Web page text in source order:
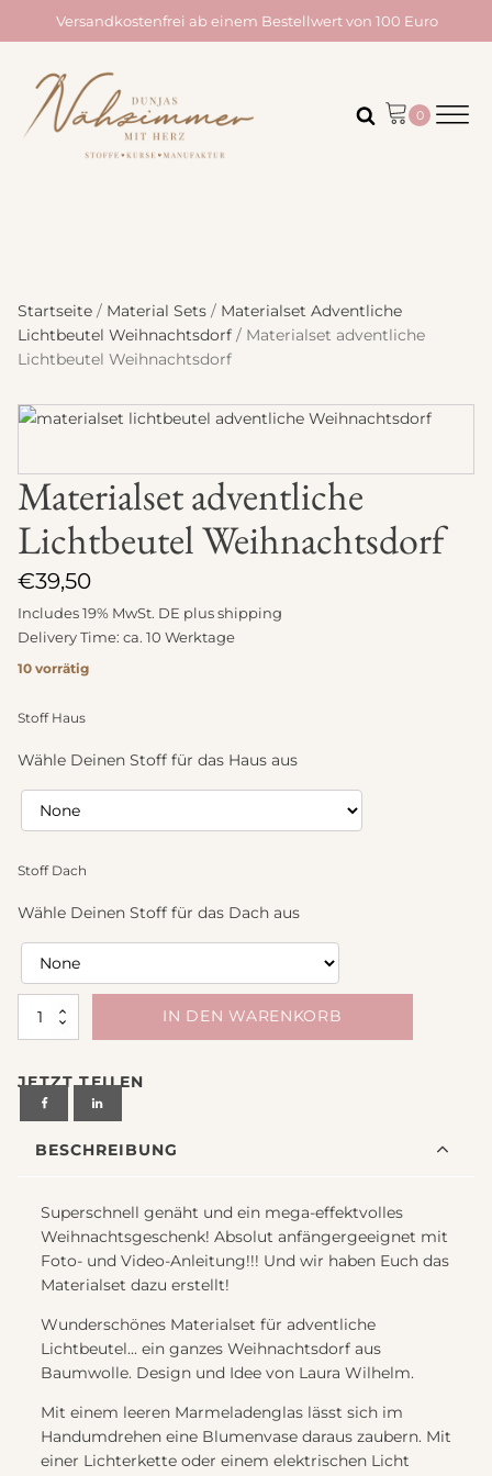
Versandkostenfrei ab einem Bestellwert von 100 Euro
Startseite / Material Sets / Materialset Adventliche
Lichtbeutel Weihnachtsdorf / Materialset adventliche
Lichtbeutel Weihnachtsdorf
Materialset adventliche
Lichtbeutel Weihnachtsdorf
€39,50
Includes 19% MwSt. DE plusshipping
Delivery Time: ca. 10 Werktage
10 vorrätig
Stoff Haus
Wähle Deinen Stoff für das Haus aus
Stoff Dach
Wähle Deinen Stoff für das Dach aus
Materialset
adventliche
Weihnachtsdorf
Menge
IN DEN WARENKORB
JETZT TEILEN
BESCHREIBUNG
Superschnell genäht und ein mega-effektvolles
Weihnachtsgeschenk! Absolut anfängergeeignet mit
Foto- und Video-Anleitung!!! Und wir haben Euch das
Materialset dazu erstellt!
Wunderschönes Materialset für adventliche
Lichtbeutel... ein ganzes Weihnachtsdorf aus
Baumwolle. Design und Idee von Laura Wilhelm.
Mit einem leeren Marmeladenglas lässt sich im
Handumdrehen eine Blumenvase daraus zaubern. Mit
einer Lichterkette oder einem elektrischen Licht